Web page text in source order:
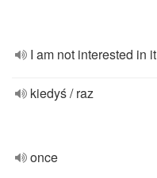
I am not interested in it
kiedyś / raz
once